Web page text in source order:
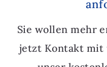
Sie wollen mehr
jetzt Kontakt mit